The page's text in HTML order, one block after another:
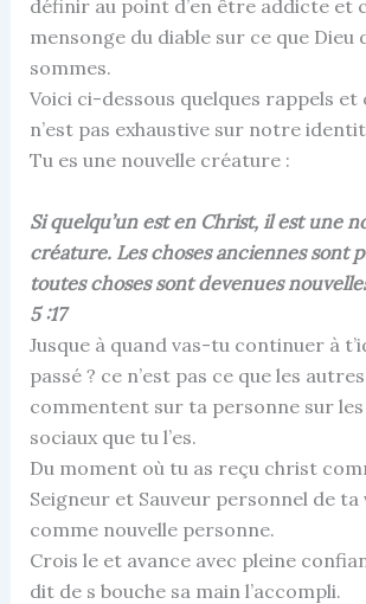
définir au point d’en être addicte et
mensonge du diable sur ce que Dieu
sommes.
Voici ci-dessous quelques rappels
n’est pas exhaustive sur notre
Tu es une nouvelle créature :
Si quelqu’un est en Christ, il est une
créature. Les choses anciennes sont
toutes choses sont devenues
5 :17
Jusque à quand vas-tu continuer à
passé ? ce n’est pas ce que les
commentent sur ta personne sur les
sociaux que tu l’es.
Du moment où tu as reçu christ
Seigneur et Sauveur personnel de ta
comme nouvelle personne.
Crois le et avance avec pleine
dit de s bouche sa main l’accompli.